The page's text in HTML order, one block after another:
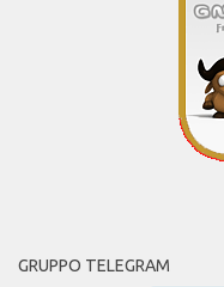
GRUPPO TELEGRAM